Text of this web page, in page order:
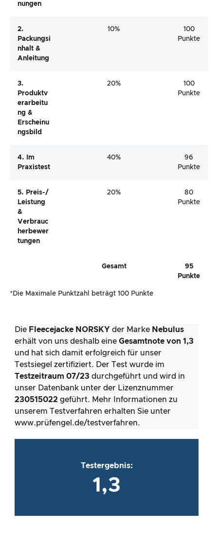
Nungen
2.
Packungsi
Nhalt &
Anleitung
10%
100
Punkte
3.
Produktv
Erarbeitu
Ng &
Erscheinu
Ngsbild
20%
100
Punkte
4. Im
Praxistest
40%
96
Punkte
5. Preis-/
Leistung
&
Verbrauc
Herbewer
Tungen
20%
80
Punkte
Gesamt
95
Punkte
*Die Maximale Punktzahl beträgt 100 Punkte
Die Fleecejacke NORSKY der Marke Nebulus
erhält von uns deshalb eine Gesamtnote von 1,3
und hat sich damit erfolgreich für unser
Testsiegel zertifiziert. Der Test wurde im
Testzeitraum 07/23 durchgeführt und wird in
unser Datenbank unter der Lizenznummer
230515022 geführt. Mehr Informationen zu
unserem Testverfahren erhalten Sie unter
www.prüfengel.de/testverfahren.
Testergebnis:
1,3